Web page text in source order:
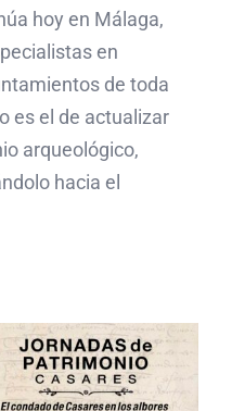
hoy en Málaga,
en
de toda
es el de actualizar
arqueológico,
hacia el